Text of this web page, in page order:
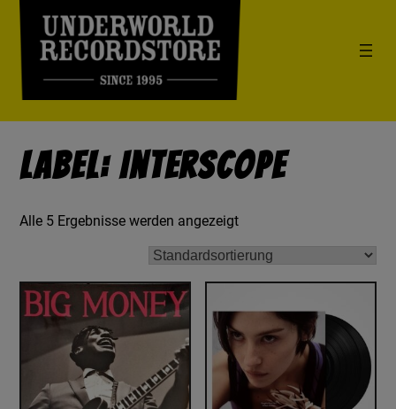
Label: Interscope
Alle 5 Ergebnisse werden angezeigt